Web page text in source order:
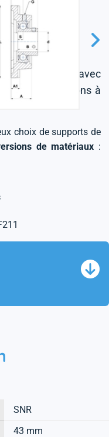
à insert radial avec
pour applications à
choix de supports de
de matériaux :
SNR
43 mm